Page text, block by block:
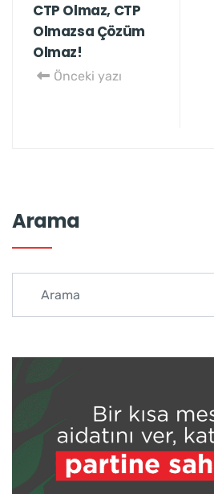
CTP Olmaz, CTP
Olmazsa Çözüm
Olmaz!
Önceki yazı
Arama